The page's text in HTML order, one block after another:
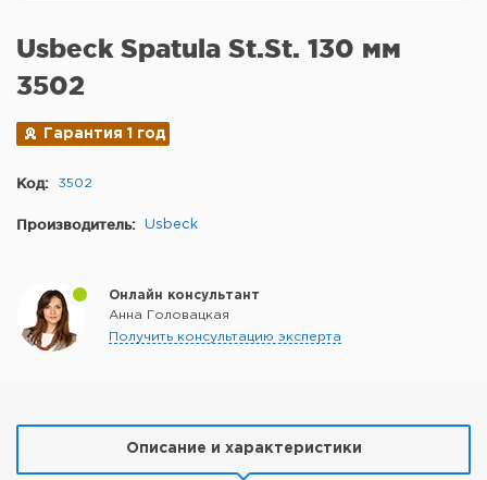
Usbeck Spatula St.St. 130 мм
3502
Гарантия 1 год
Код: 3502
Производитель: Usbeck
Онлайн консультант
Анна Головацкая
Получить консультацию эксперта
Описание и характеристики